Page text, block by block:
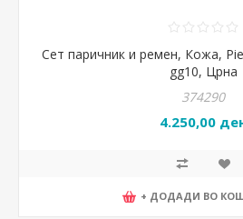
Сет паричник и ремен, Кожа,
gg10, Црна
374290
4.250,00
+ ДОДАДИ ВО